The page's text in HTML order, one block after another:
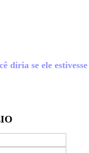
diria se ele estivesse